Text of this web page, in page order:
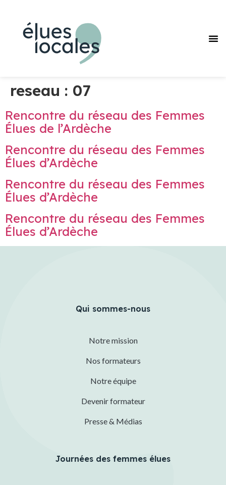
reseau : 07
Rencontre du réseau des Femmes
Élues de l’Ardèche
Rencontre du réseau des Femmes
Élues d’Ardèche
Rencontre du réseau des Femmes
Élues d’Ardèche
Rencontre du réseau des Femmes
Élues d’Ardèche
Qui sommes-nous
Notre mission
Nos formateurs
Notre équipe
Devenir formateur
Presse & Médias
Journées des femmes élues